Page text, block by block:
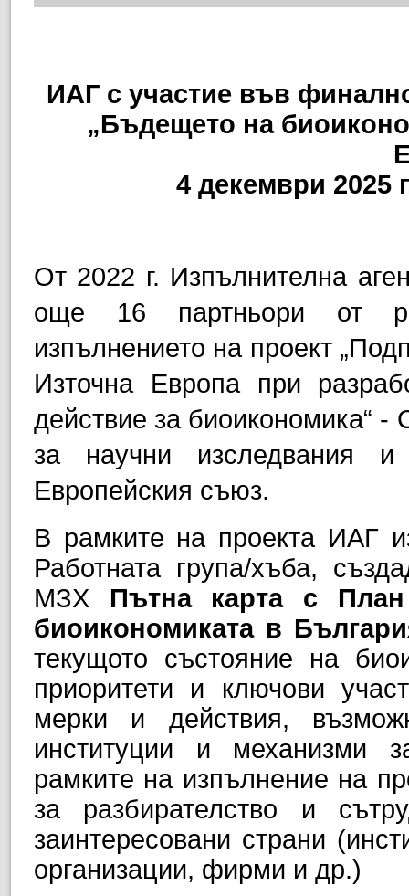
ИАГ с участие във
„Бъдещето на
4 декември 2025
От 2022 г. Изпълнителна
още 16 партньори от
изпълнението на проект
Източна Европа при
действие за биоикономика“ -
за научни изследвания и
Европейския съюз.
В рамките на проекта ИАГ
Работната група/хъба,
МЗХ Пътна карта с
биоикономиката в
текущото състояние на
приоритети и ключови
мерки и действия,
институции и механизми
рамките на изпълнение на
за разбирателство и
заинтересовани страни
организации, фирми и др.)